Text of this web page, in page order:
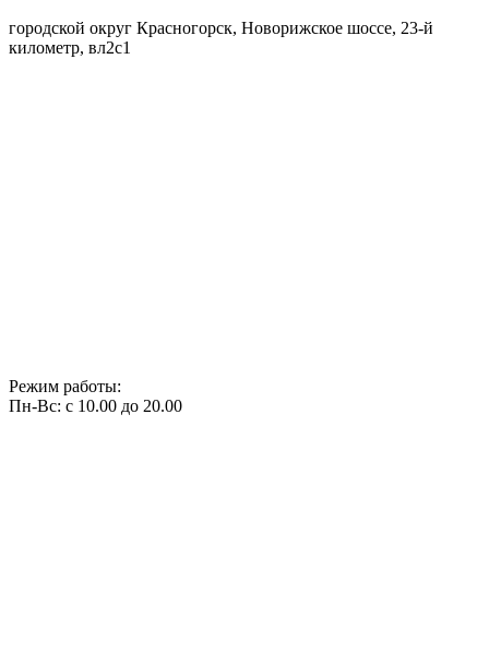
городской округ Красногорск, Новорижское шоссе, 23-й
километр, вл2с1
Режим работы:
Пн-Вс: с 10.00 до 20.00